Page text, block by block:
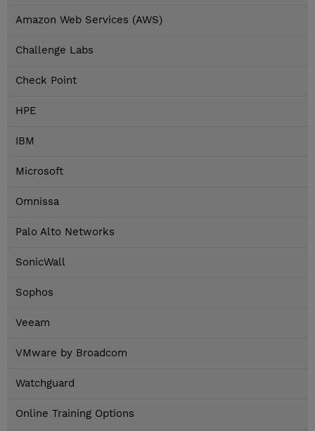
Amazon Web Services (AWS)
Challenge Labs
Check Point
HPE
IBM
Microsoft
Omnissa
Palo Alto Networks
SonicWall
Sophos
Veeam
VMware by Broadcom
Watchguard
Online Training Options